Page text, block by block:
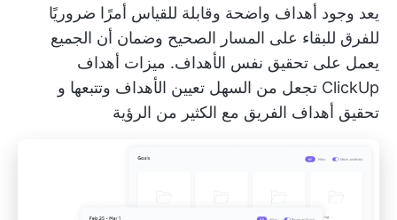
يعد وجود أهداف واضحة وقابلة للقياس أمرًا ضروريًا
للفرق للبقاء على المسار الصحيح وضمان أن الجميع
يعمل على تحقيق نفس الأهداف. ميزات أهداف
ClickUp تجعل من السهل تعيين الأهداف وتتبعها و
تحقيق أهداف الفريق مع الكثير من الرؤية